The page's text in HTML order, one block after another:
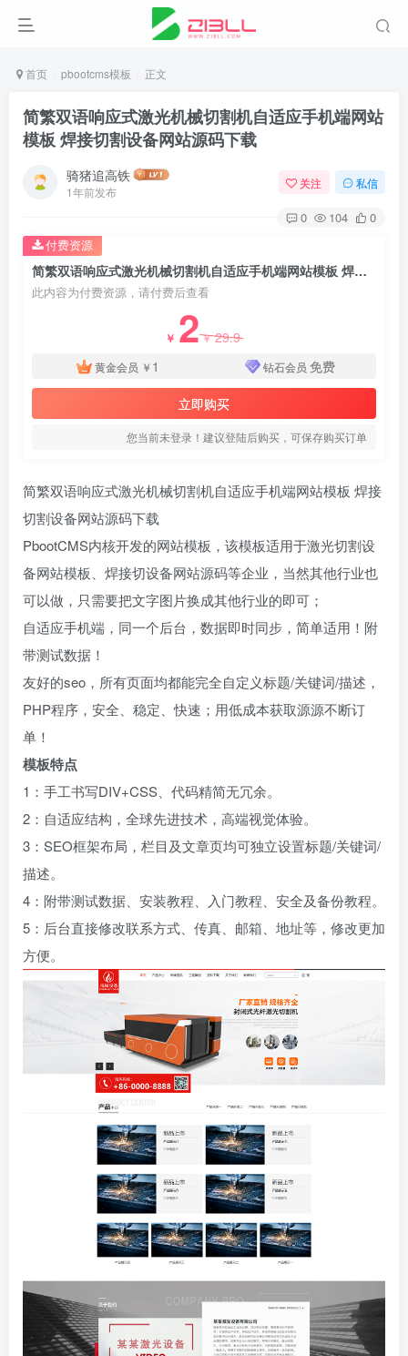
首页 pbootcms模板 正文
简繁双语响应式激光机械切割机自适应手机端网站
模板 焊接切割设备网站源码下载
骑猪追高铁
1年前发布
关注 私信
0 104 0
简繁双语响应式激光机械切割机自适应手机端网站模板 焊接切割设备网站源码下载
此内容为付费资源，请付费后查看
￥ 2￥29.9
黄金会员 ￥ 1 钻石会员 免费
立即购买
您当前未登录！建议登陆后购买，可保存购买订单
付费资源
简繁双语响应式激光机械切割机自适应手机端网站模板 焊接
切割设备网站源码下载
PbootCMS内核开发的网站模板，该模板适用于激光切割设
备网站模板、焊接切设备网站源码等企业，当然其他行业也
可以做，只需要把文字图片换成其他行业的即可；
自适应手机端，同一个后台，数据即时同步，简单适用！附
带测试数据！
友好的seo，所有页面均都能完全自定义标题/关键词/描述，
PHP程序，安全、稳定、快速；用低成本获取源源不断订
单！
模板特点
1：手工书写DIV+CSS、代码精简无冗余。
2：自适应结构，全球先进技术，高端视觉体验。
3：SEO框架布局，栏目及文章页均可独立设置标题/关键词/
描述。
4：附带测试数据、安装教程、入门教程、安全及备份教程。
5：后台直接修改联系方式、传真、邮箱、地址等，修改更加
方便。